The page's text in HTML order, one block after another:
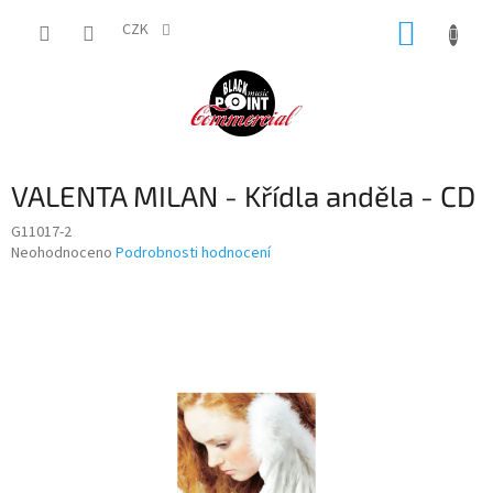
CZK
VALENTA MILAN - Křídla anděla - CD
G11017-2
Průměrné
Neohodnoceno Podrobnosti hodnocení